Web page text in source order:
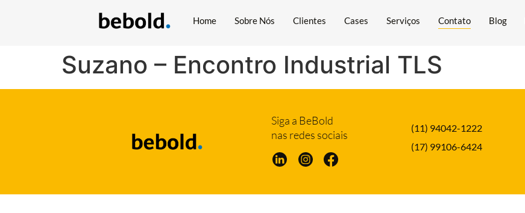
Home Sobre Nós Clientes Cases Serviços Contato Blog
Suzano – Encontro Industrial TLS
Siga a BeBold
nas redes sociais
(11) 94042-1222
(17) 99106-6424